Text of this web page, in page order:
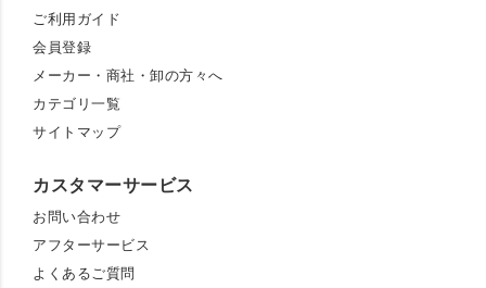
ご利用ガイド
会員登録
メーカー・商社・卸の方々へ
カテゴリ一覧
サイトマップ
カスタマーサービス
お問い合わせ
アフターサービス
よくあるご質問